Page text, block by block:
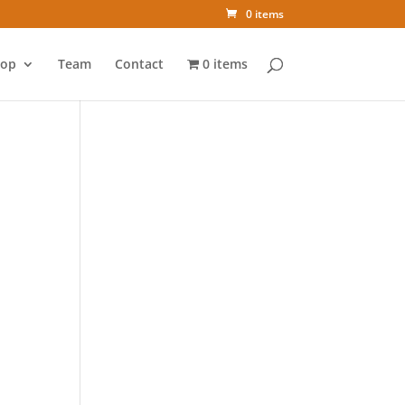
0 items
Team Contact 0 items